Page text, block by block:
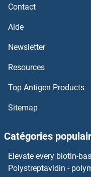
Contact
Aide
Newsletter
Resources
Top Antigen Products
Sitemap
Catégories
Elevate every biotin-
Polystreptavidin -